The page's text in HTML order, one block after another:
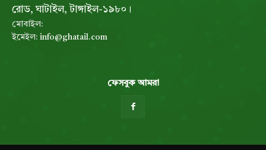
রোড, ঘাটাইল, টাঙ্গাইল-১৯৮০।
মোবাইল:
ইমেইল: info@ghatail.com
ফেসবুক আমরা